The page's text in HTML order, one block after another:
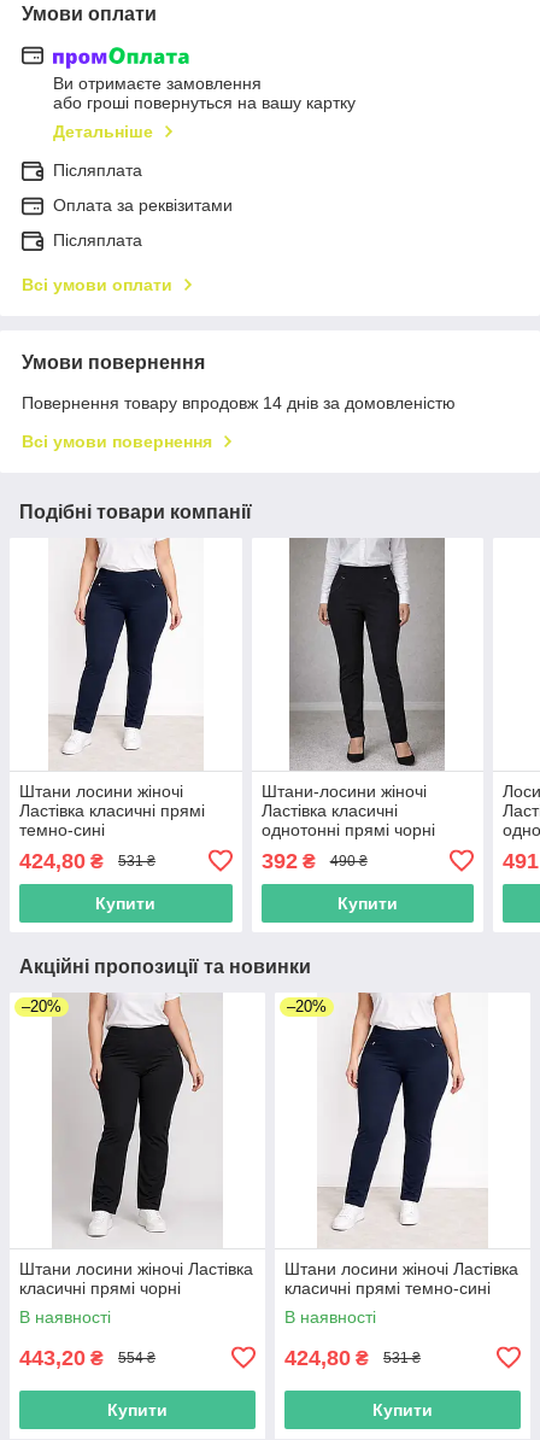
Умови оплати
Ви отримаєте замовлення
або гроші повернуться на вашу картку
Детальніше
Післяплата
Оплата за реквізитами
Післяплата
Всі умови оплати
Умови повернення
Повернення товару впродовж 14 днів за домовленістю
Всі умови повернення
Подібні товари компанії
Штани лосини жіночі
Ластівка класичні прямі
темно-сині
424,80 ₴ 531 ₴
Купити
Штани-лосини жіночі
Ластівка класичні
однотонні прямі чорні
392₴ 490 ₴
Купити
L-
Акційні пропозиції та новинки
–20%
Штани лосини жіночі Ластівка
класичні прямі чорні
В наявності
443,20 ₴ 554 ₴
Купити
–20%
Штани лосини жіночі Ластівка
класичні прямі темно-сині
В наявності
424,80 ₴ 531 ₴
Купити